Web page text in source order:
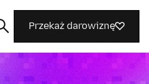
Przekaż darowiznę